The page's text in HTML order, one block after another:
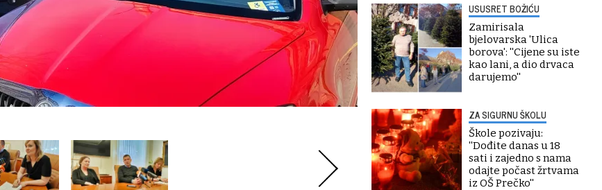
USUSRET BOŽIĆU
Zamirisala
bjelovarska 'Ulica
borova': ''Cijene su iste
kao lani, a dio drvaca
darujemo''
ZA SIGURNU ŠKOLU
Škole pozivaju:
''Dođite danas u 18
sati i zajedno s nama
odajte počast žrtvama
iz OŠ Prečko''